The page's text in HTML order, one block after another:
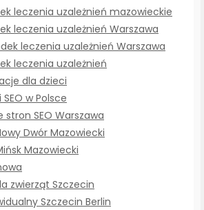
leczenia uzależnień mazowieckie
leczenia uzależnień Warszawa
leczenia uzależnień Warszawa
leczenia uzależnień
dla dzieci
w Polsce
stron SEO Warszawa
Dwór Mazowiecki
Mazowiecki
zwierząt Szczecin
Szczecin Berlin